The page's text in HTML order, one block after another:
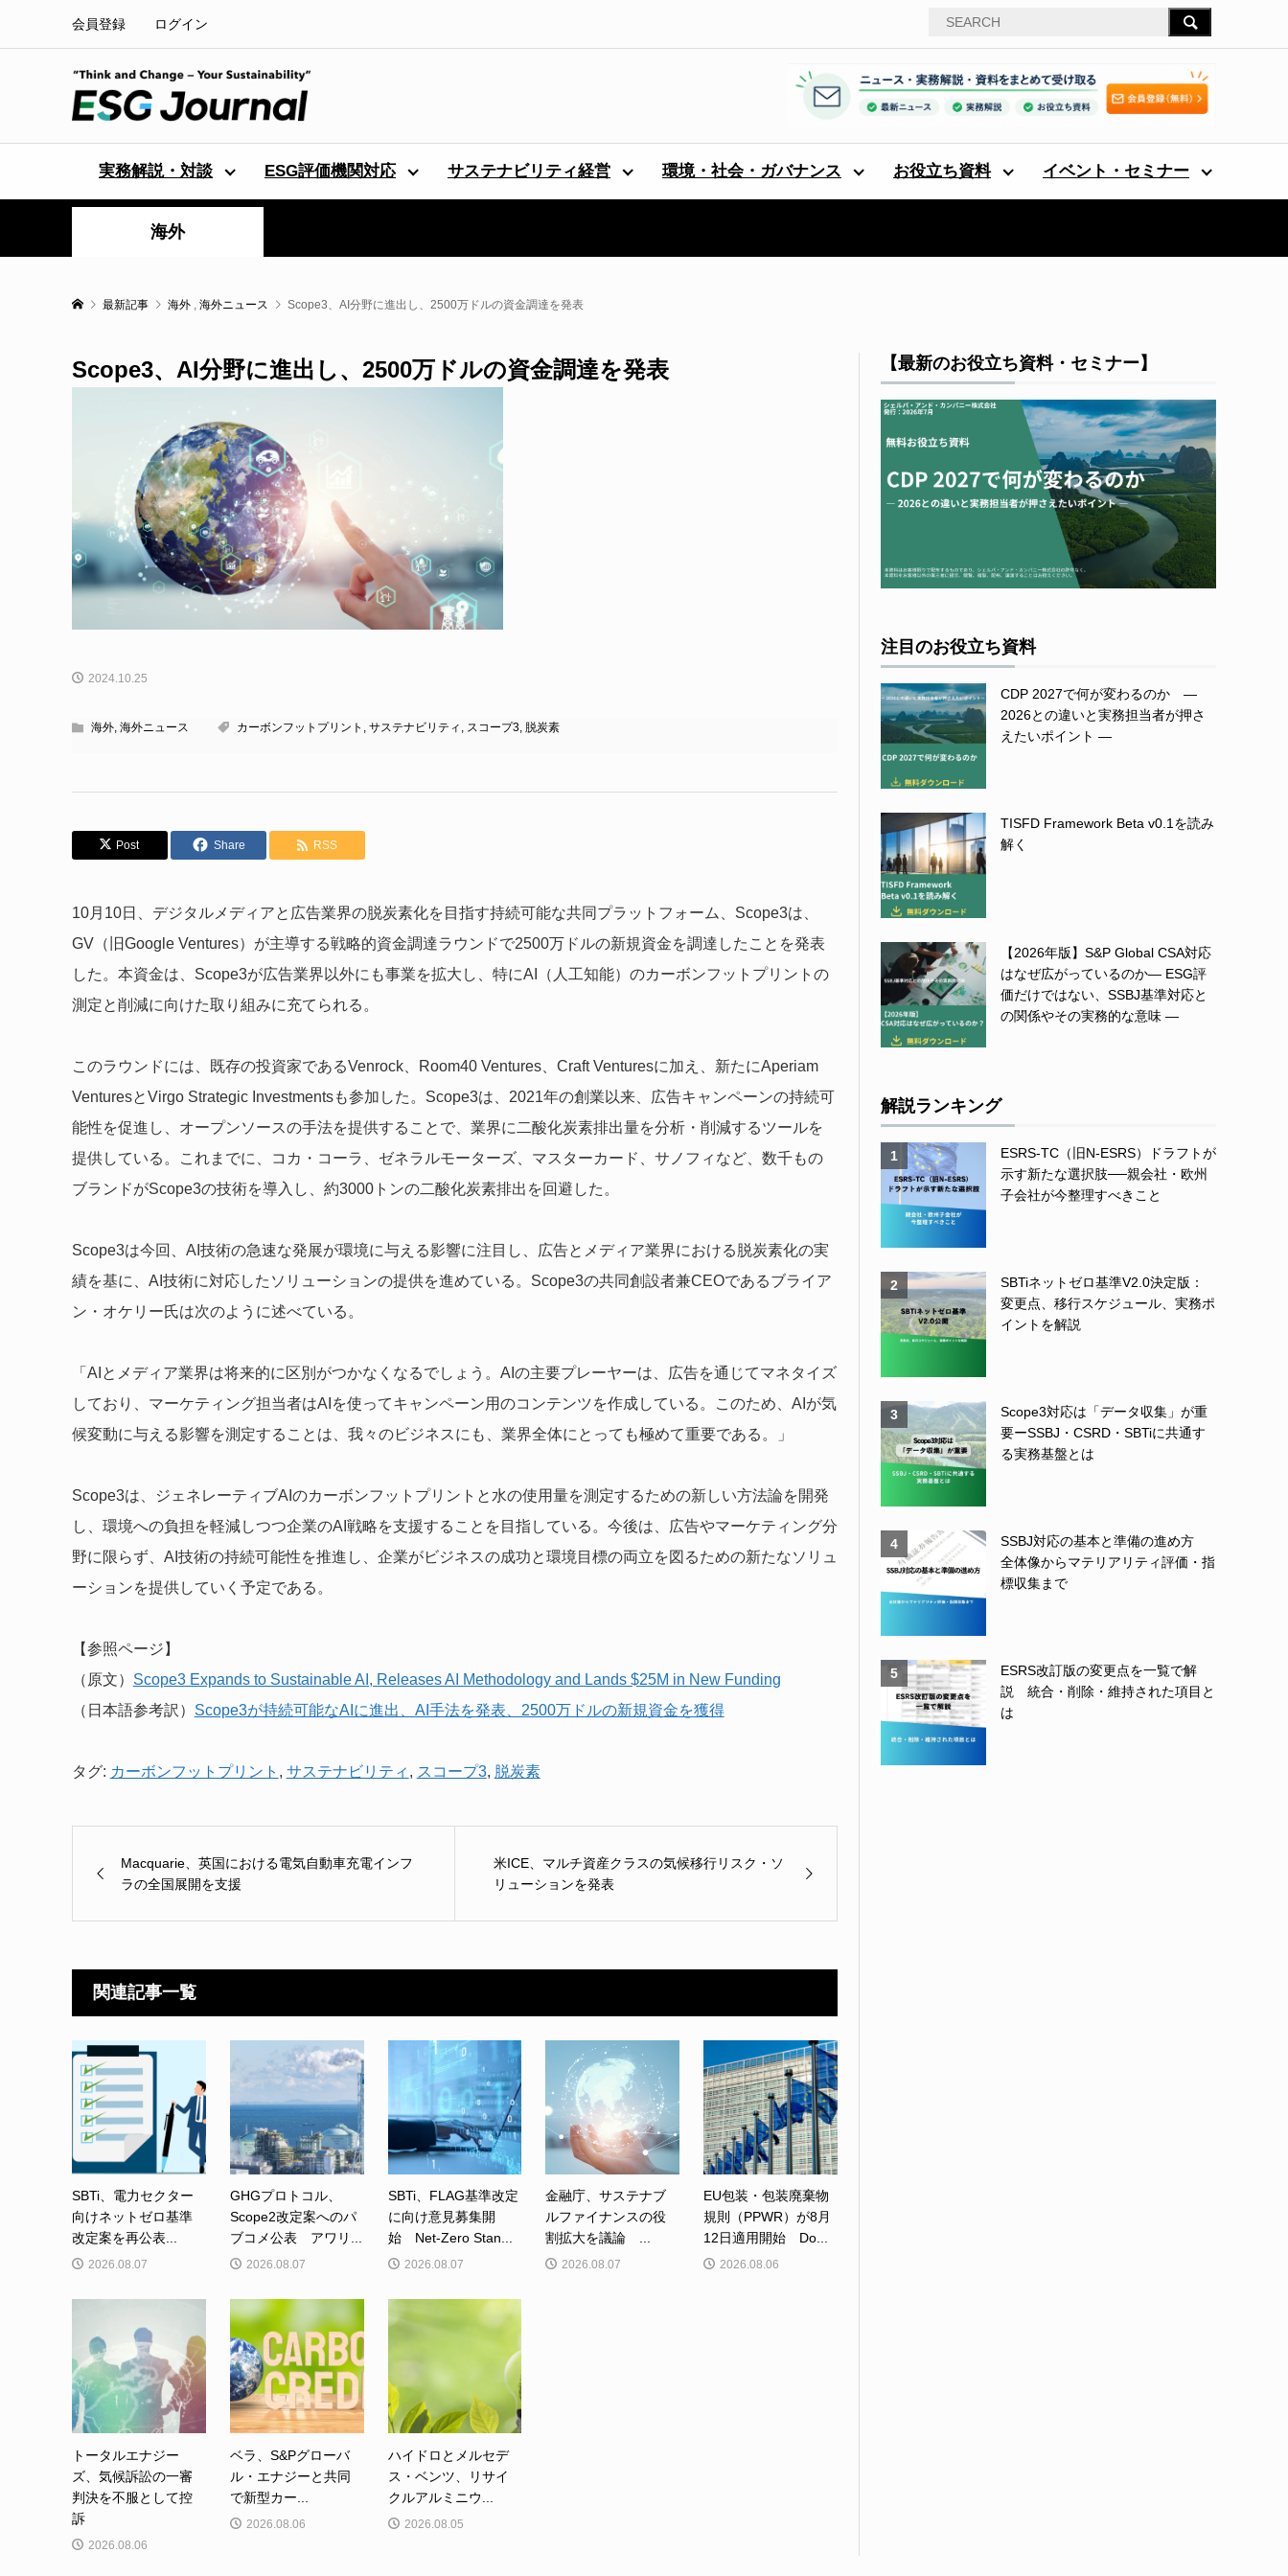
会員登録 ログイン
実務解説・対談 ESG評価機関対応 サステナビリティ経営 環境・社会・ガバナンス お役立ち資料 イベント・セミナー
海外
最新記事 海外 , 海外ニュース Scope3、AI分野に進出し、2500万ドルの資金調達を発表
Scope3、AI分野に進出し、2500万ドルの資金調達を発表
2024.10.25
海外, 海外ニュース カーボンフットプリント , サステナビリティ , スコープ3, 脱炭素
Post Share RSS
10月10日、デジタルメディアと広告業界の脱炭素化を目指す持続可能な共同プラットフォーム、Scope3は、
GV（旧Google Ventures）が主導する戦略的資金調達ラウンドで2500万ドルの新規資金を調達したことを発表
した。本資金は、Scope3が広告業界以外にも事業を拡大し、特にAI（人工知能）のカーボンフットプリントの
測定と削減に向けた取り組みに充てられる。
このラウンドには、既存の投資家であるVenrock、Room40 Ventures、Craft Venturesに加え、新たにAperiam
VenturesとVirgo Strategic Investmentsも参加した。Scope3は、2021年の創業以来、広告キャンペーンの持続可
能性を促進し、オープンソースの手法を提供することで、業界に二酸化炭素排出量を分析・削減するツールを
提供している。これまでに、コカ・コーラ、ゼネラルモーターズ、マスターカード、サノフィなど、数千もの
ブランドがScope3の技術を導入し、約3000トンの二酸化炭素排出を回避した。
Scope3は今回、AI技術の急速な発展が環境に与える影響に注目し、広告とメディア業界における脱炭素化の実
績を基に、AI技術に対応したソリューションの提供を進めている。Scope3の共同創設者兼CEOであるブライア
ン・オケリー氏は次のように述べている。
「AIとメディア業界は将来的に区別がつかなくなるでしょう。AIの主要プレーヤーは、広告を通じてマネタイズ
しており、マーケティング担当者はAIを使ってキャンペーン用のコンテンツを作成している。このため、AIが気
候変動に与える影響を測定することは、我々のビジネスにも、業界全体にとっても極めて重要である。」
Scope3は、ジェネレーティブAIのカーボンフットプリントと水の使用量を測定するための新しい方法論を開発
し、環境への負担を軽減しつつ企業のAI戦略を支援することを目指している。今後は、広告やマーケティング分
野に限らず、AI技術の持続可能性を推進し、企業がビジネスの成功と環境目標の両立を図るための新たなソリュ
ーションを提供していく予定である。
【参照ページ】
（原文） Scope3 Expands to Sustainable AI, Releases AI Methodology and Lands $25M in New Funding
（日本語参考訳） Scope3が持続可能なAIに進出、AI手法を発表、2500万ドルの新規資金を獲得
タグ: カーボンフットプリント , サステナビリティ , スコープ3, 脱炭素
Macquarie、英国における電気自動車充電インフ
ラの全国展開を支援
米ICE、マルチ資産クラスの気候移行リスク・ソ
リューションを発表
関連記事一覧
SBTi、電力セクター
向けネットゼロ基準
改定案を再公表...
2026.08.07
GHGプロトコル、
Scope2改定案へのパ
ブコメ公表 アワリ...
2026.08.07
SBTi、FLAG基準改定
に向け意見募集開
始 Net-Zero Stan...
2026.08.07
金融庁、サステナブ
ルファイナンスの役
割拡大を議論 ...
2026.08.07
EU包装・包装廃棄物
規則（PPWR）が8月
12日適用開始 Do...
2026.08.06
トータルエナジー
ズ、気候訴訟の一審
判決を不服として控
訴
2026.08.06
ベラ、S&Pグローバ
ル・エナジーと共同
で新型カー...
2026.08.06
ハイドロとメルセデ
ス・ベンツ、リサイ
クルアルミニウ...
2026.08.05
【最新のお役立ち資料・セミナー】
注目のお役立ち資料
CDP 2027で何が変わるのか ―
2026との違いと実務担当者が押さ
えたいポイント ―
TISFD Framework Beta v0.1を読み
解く
【2026年版】S&P Global CSA対応
はなぜ広がっているのか― ESG評
価だけではない、SSBJ基準対応と
の関係やその実務的な意味 ―
解説ランキング
1
ESRS-TC（旧N-ESRS）ドラフトが
示す新たな選択肢──親会社・欧州
子会社が今整理すべきこと
2
SBTiネットゼロ基準V2.0決定版：
変更点、移行スケジュール、実務ポ
イントを解説
3
Scope3対応は「データ収集」が重
要ーSSBJ・CSRD・SBTiに共通す
る実務基盤とは
4
SSBJ対応の基本と準備の進め方
全体像からマテリアリティ評価・指
標収集まで
5
ESRS改訂版の変更点を一覧で解
説 統合・削除・維持された項目と
は